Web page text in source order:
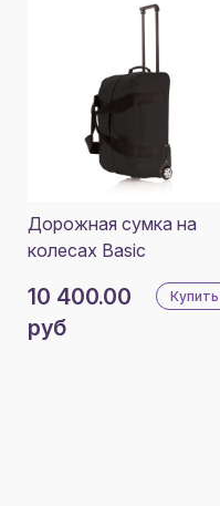
Дорожная сумка на
колесах Basic
10 400.00
руб
Купить